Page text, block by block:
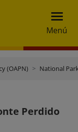
Menú
(OAPN) National
Perdido